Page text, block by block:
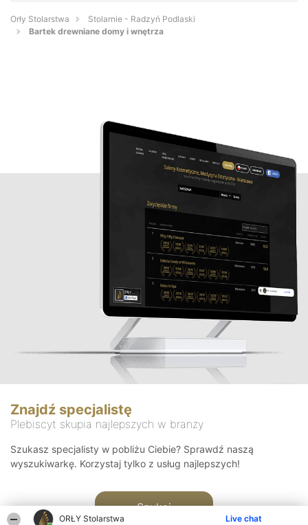
ORŁY Stolarstwa Live chat
Orły Stolarstwa
Stolarnie - Radzyń Podlaski
Bartek drewniane domy i wnętrza
Znajdź specjalistę
Plebiscyt skupia najlepszych w branży
Szukasz specjalisty w pobliżu Ciebie? Sprawdź naszą
wyszukiwarkę. Korzystaj tylko z usług najlepszych!
Szukaj